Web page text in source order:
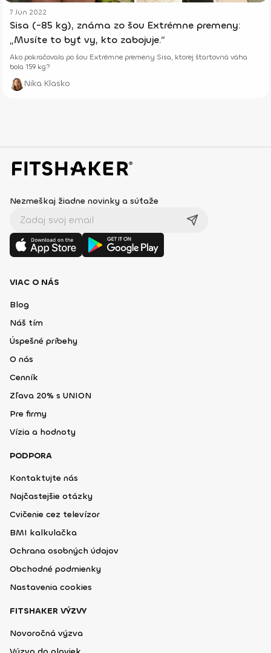
7 Jún 2022
Sisa (-85 kg), známa zo šou Extrémne premeny:
„Musíte to byť vy, kto zabojuje.“
Ako pokračovala po šou Extrémne premeny Sisa, ktorej štartovná váha
bola 159 kg?
Nika Klasko
Nezmeškaj žiadne novinky a súťaže
VIAC O NÁS
Blog
Náš tím
Úspešné príbehy
O nás
Cenník
Zľava 20% s UNION
Pre firmy
Vízia a hodnoty
PODPORA
Kontaktujte nás
Najčastejšie otázky
Cvičenie cez televízor
BMI kalkulačka
Ochrana osobných údajov
Obchodné podmienky
Nastavenia cookies
FITSHAKER VÝZVY
Novoročná výzva